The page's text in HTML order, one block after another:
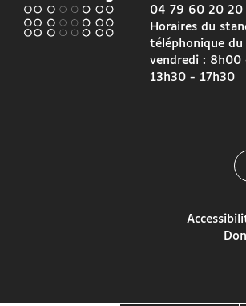
04 79 60 20 20
Horaires du
téléphonique du
vendredi : 8h00
13h30 - 17h30